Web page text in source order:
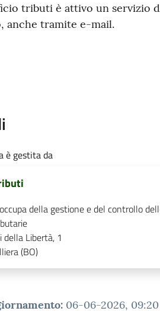
tributi è attivo un servizio
anche tramite e-mail.
è gestita da
della gestione e del controllo
della Libertà, 1
(BO)
: 06-06-2026, 09:20